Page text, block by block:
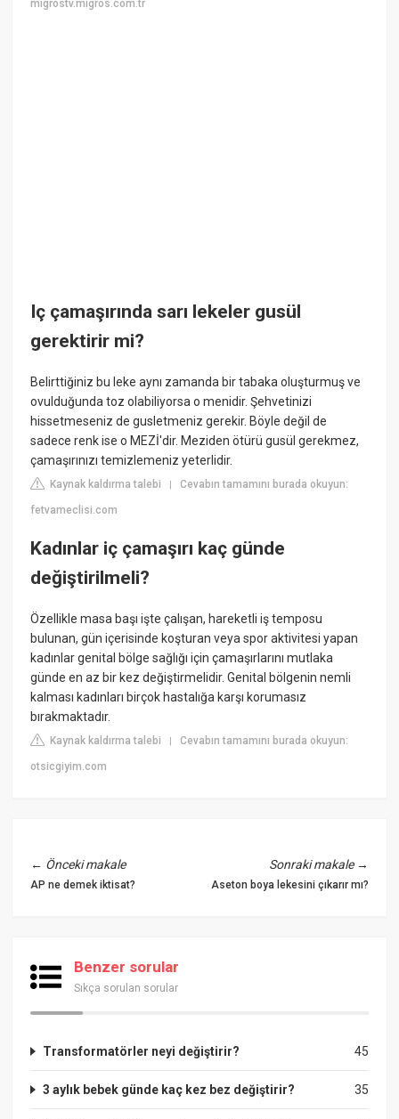
migrostv.migros.com.tr
Iç çamaşırında sarı lekeler gusül
gerektirir mi?
Belirttiğiniz bu leke aynı zamanda bir tabaka oluşturmuş ve
ovulduğunda toz olabiliyorsa o menidir. Şehvetinizi
hissetmeseniz de gusletmeniz gerekir. Böyle değil de
sadece renk ise o MEZİ'dir. Meziden ötürü gusül gerekmez,
çamaşırınızı temizlemeniz yeterlidir.
Kaynak kaldırma talebi |Cevabın tamamını burada okuyun:
fetvameclisi.com
Kadınlar iç çamaşırı kaç günde
değiştirilmeli?
Özellikle masa başı işte çalışan, hareketli iş temposu
bulunan, gün içerisinde koşturan veya spor aktivitesi yapan
kadınlar genital bölge sağlığı için çamaşırlarını mutlaka
günde en az bir kez değiştirmelidir. Genital bölgenin nemli
kalması kadınları birçok hastalığa karşı korumasız
bırakmaktadır.
Kaynak kaldırma talebi |Cevabın tamamını burada okuyun:
otsicgiyim.com
← Önceki makale
AP ne demek iktisat?
Sonraki makale→
Aseton boya lekesini çıkarır mı?
Benzer sorular
Sıkça sorulan sorular
45
Transformatörler neyi değiştirir?
35
3 aylık bebek günde kaç kez bez değiştirir?